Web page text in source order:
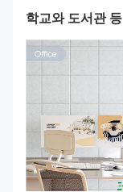
학교와 도서관 등